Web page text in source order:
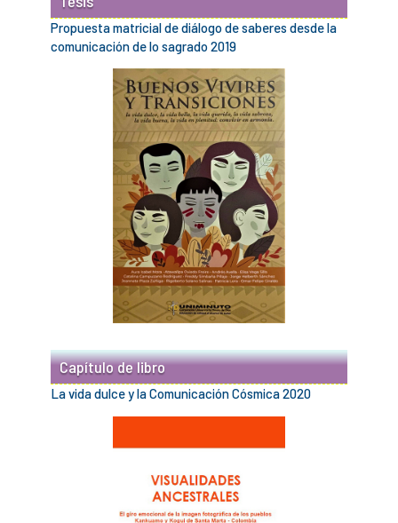
Propuesta matricial de diálogo de saberes desde la
comunicación de lo sagrado 2019
Capítulo de libro
La vida dulce y la Comunicación Cósmica 2020